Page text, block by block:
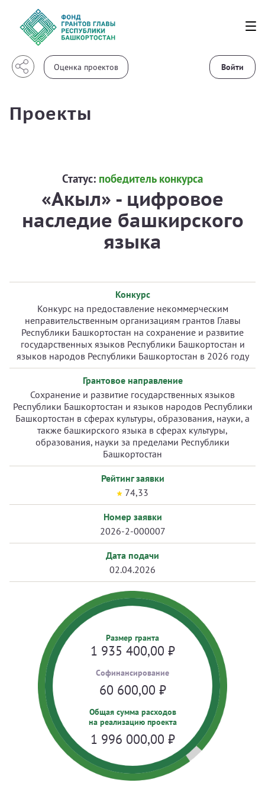
Войти
Проекты
Статус: победитель конкурса
«Акыл» - цифровое
наследие башкирского
языка
Конкурс
Конкурс на предоставление некоммерческим
неправительственным организациям грантов Главы
Республики Башкортостан на сохранение и развитие
государственных языков Республики Башкортостан и
языков народов Республики Башкортостан в 2026 году
Грантовое направление
Сохранение и развитие государственных языков
Республики Башкортостан и языков народов Республики
Башкортостан в сферах культуры, образования, науки, а
также башкирского языка в сферах культуры,
образования, науки за пределами Республики
Башкортостан
Рейтинг заявки
74,33
Номер заявки
2026-2-000007
Дата подачи
02.04.2026
Размер гранта
1 935 400,00 ₽
Cофинансирование
60 600,00 ₽
Общая сумма расходов
на реализацию проекта
1 996 000,00 ₽